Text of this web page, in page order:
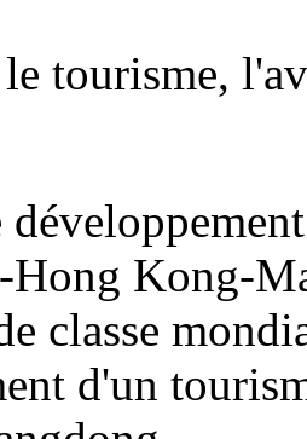
tourisme,
Hong Kong-
classe
d'un